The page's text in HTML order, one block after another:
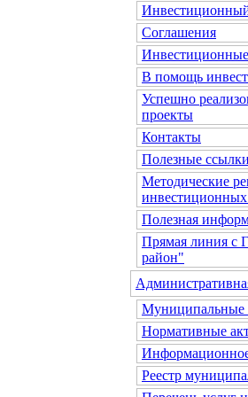
Соглашения
В помощь
Успешно
проекты
Контакты
Полезные ссылки
Методические
инвестиционных
Полезная
Прямая линия с
район"
Муниципальные
Нормативные
Реестр